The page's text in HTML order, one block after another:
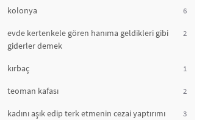
kolonya 6
evde kertenkele gören hanıma geldikleri gibi
giderler demek
2
kırbaç 1
teoman kafası 2
kadını aşık edip terk etmenin cezai yaptırımı 3